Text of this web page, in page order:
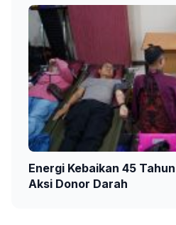
Energi Kebaikan 45
Aksi Donor Darah